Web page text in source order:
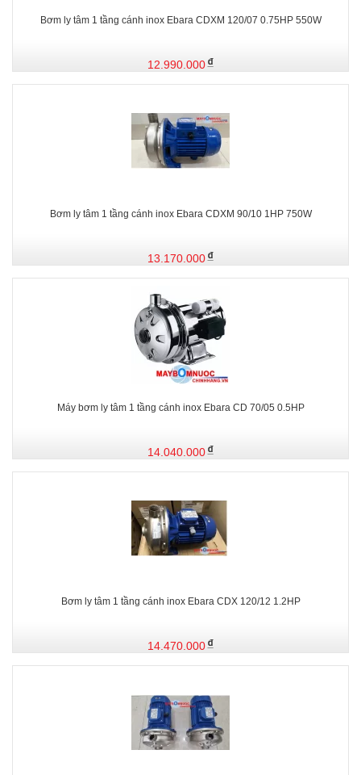
Bơm ly tâm 1 tầng cánh inox Ebara CDXM 120/07 0.75HP 550W
12.990.000
Bơm ly tâm 1 tầng cánh inox Ebara CDXM 90/10 1HP 750W
13.170.000
Máy bơm ly tâm 1 tầng cánh inox Ebara CD 70/05 0.5HP
14.040.000
Bơm ly tâm 1 tầng cánh inox Ebara CDX 120/12 1.2HP
14.470.000